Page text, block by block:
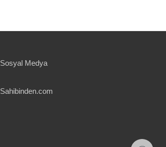
Sosyal Medya
Sahibinden.com